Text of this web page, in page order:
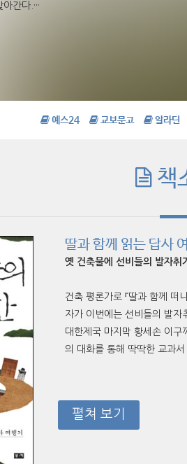
간다.···
예스24 교보문고 알라딘
책
딸과 함께 읽는 답사
옛 건축물에 선비들의 발자취
건축 평론가로 『딸과 함께 떠
자가 이번에는 선비들의 발자
대한제국 마지막 황세손 이
의 대화를 통해 딱딱한 교과
펼쳐 보기